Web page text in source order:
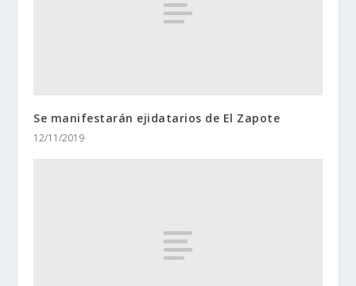
Se manifestarán ejidatarios de El Zapote
12/11/2019